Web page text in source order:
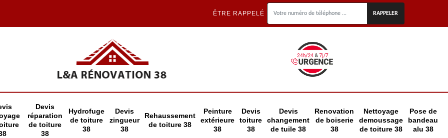
ÊTRE RAPPELÉ
Devis
réparation
de toiture
38
Hydrofuge
de toiture
38
Devis
zingueur
38
Rehaussement
de toiture 38
Peinture
extérieure
38
Devis
toiture
38
Devis
changement
de tuile 38
Renovation
de boiserie
38
Nettoyage
demoussage
de toiture 38
Pose de
bandeau
alu 38